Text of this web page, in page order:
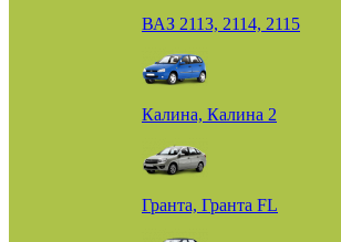
ВАЗ 2113, 2114, 2115
Калина, Калина 2
Гранта, Гранта FL